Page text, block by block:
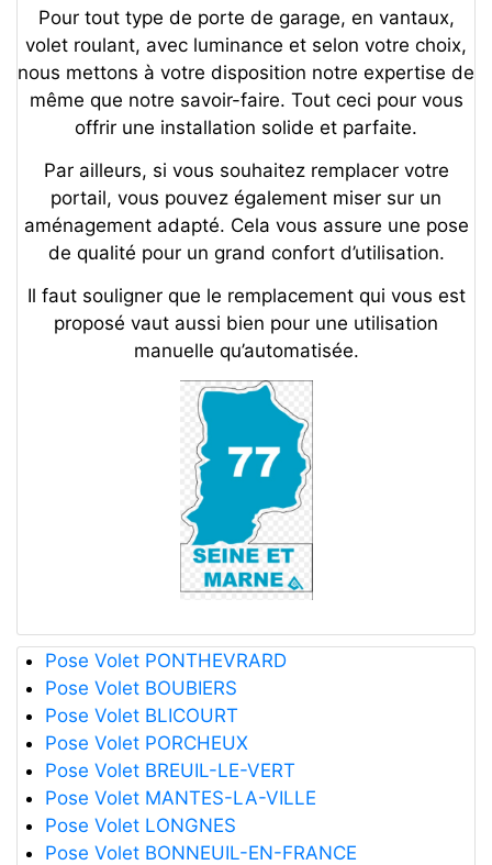
Pour tout type de porte de garage, en vantaux,
volet roulant, avec luminance et selon votre choix,
nous mettons à votre disposition notre expertise de
même que notre savoir-faire. Tout ceci pour vous
offrir une installation solide et parfaite.
Par ailleurs, si vous souhaitez remplacer votre
portail, vous pouvez également miser sur un
aménagement adapté. Cela vous assure une pose
de qualité pour un grand confort d’utilisation.
Il faut souligner que le remplacement qui vous est
proposé vaut aussi bien pour une utilisation
manuelle qu’automatisée.
Pose Volet PONTHEVRARD
Pose Volet BOUBIERS
Pose Volet BLICOURT
Pose Volet PORCHEUX
Pose Volet BREUIL-LE-VERT
Pose Volet MANTES-LA-VILLE
Pose Volet LONGNES
Pose Volet BONNEUIL-EN-FRANCE